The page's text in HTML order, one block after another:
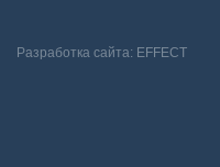
Разработка сайта: EFFECT